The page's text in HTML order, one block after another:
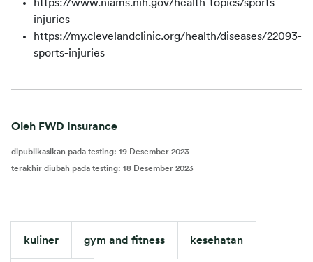
https://www.niams.nih.gov/health-topics/sports-
injuries
https://my.clevelandclinic.org/health/diseases/22093-
sports-injuries
Oleh FWD Insurance
dipublikasikan pada testing: 19 Desember 2023
terakhir diubah pada testing: 18 Desember 2023
kuliner gym and fitness kesehatan